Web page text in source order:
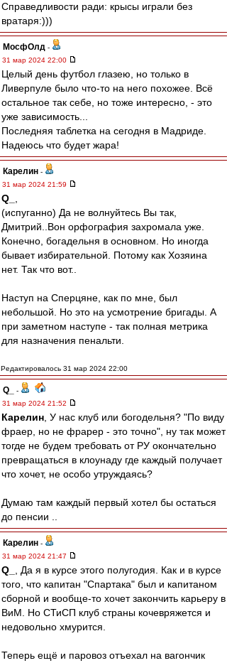
Справедливости ради: крысы играли без
вратаря:)))
МосфОлд -
31 мар 2024 22:00
Целый день футбол глазею, но только в
Ливерпуле было что-то на него похожее. Всё
остальное так себе, но тоже интересно, - это
уже зависимость...
Последняя таблетка на сегодня в Мадриде.
Надеюсь что будет жара!
Карелин -
31 мар 2024 21:59
Q_
(испуганно) Да не волнуйтесь Вы так,
Дмитрий..Вон орфография захромала уже.
Конечно, богадельня в основном. Но иногда
бывает избирательной. Потому как Хозяина
нет. Так что вот..
Наступ на Сперцяне, как по мне, был
небольшой. Но это на усмотрение бригады. А
при заметном наступе - так полная метрика
для назначения пенальти.
Редактировалось 31 мар 2024 22:00
Q_
-
31 мар 2024 21:52
Карелин , У нас клуб или богодельня? "По виду
фраер, но не фрарер - это точно", ну так может
тогде не будем требовать от РУ окончательно
превращаться в клоунаду где каждый получает
что хочет, не особо утруждаясь?
Думаю там каждый первый хотел бы остаться
до пенсии ..
Карелин -
31 мар 2024 21:47
Q_
, Да я в курсе этого полугодия. Как и в курсе
того, что капитан "Спартака" был и капитаном
сборной и вообще-то хочет закончить карьеру в
ВиМ. Но СТиСП клуб страны кочевряжется и
недовольно хмурится.
Теперь ещё и паровоз отъехал на вагончик